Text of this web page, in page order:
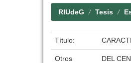
RIUdeG Tesis
Título:
Otros
DEL